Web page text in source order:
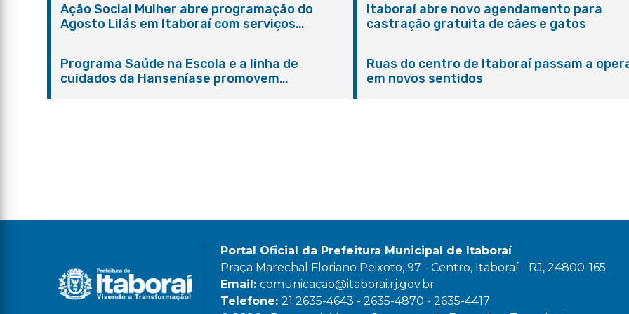
Ação Social Mulher abre programação do
Agosto Lilás em Itaboraí com serviços
Itaboraí abre novo agendamento para
castração gratuita de cães e gatos
Programa Saúde na Escola e a linha de
cuidados da Hanseníase promovem
Ruas do centro de Itaboraí passam a
em novos sentidos
Portal Oficial da Prefeitura Municipal de Itaboraí
Praça Marechal Floriano Peixoto, 97 - Centro, Itaboraí - RJ, 24800-165.
Email:comunicacao@itaborai.rj.gov.br
Telefone:21 2635-4643 - 2635-4870 - 2635-4417